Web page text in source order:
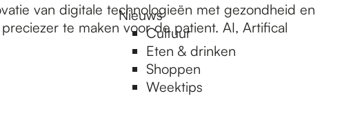
Nieuws
Cultuur
Eten & drinken
Shoppen
Weektips
van digitale technologieën met gezondheid en
te maken voor de patient. AI, Artifical